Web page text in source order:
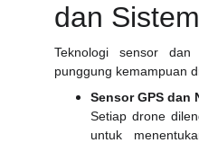
dan
Teknologi sensor
punggung kemampuan
Sensor GPS dan
Setiap drone
untuk